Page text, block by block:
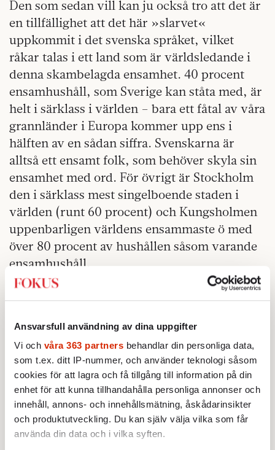
Ansvarsfull användning av dina uppgifter
Vi och våra 363 partners behandlar din personliga data,
som t.ex. ditt IP-nummer, och använder teknologi såsom
cookies för att lagra och få tillgång till information på din
enhet för att kunna tillhandahålla personliga annonser och
innehåll, annons- och innehållsmätning, åskådarinsikter
och produktutveckling. Du kan själv välja vilka som får
använda din data och i vilka syften.
Den som sedan vill kan ju också tro att det är
en tillfällighet att det här »slarvet«
uppkommit i det svenska språket, vilket
råkar talas i ett land som är världsledande i
denna skambelagda ensamhet. 40 procent
ensamhushåll, som Sverige kan ståta med, är
helt i särklass i världen – bara ett fåtal av våra
grannländer i Europa kommer upp ens i
hälften av en sådan siffra. Svenskarna är
alltså ett ensamt folk, som behöver skyla sin
ensamhet med ord. För övrigt är Stockholm
den i särklass mest singelboende staden i
världen (runt 60 procent) och Kungsholmen
uppenbarligen världens ensammaste ö med
över 80 procent av hushållen såsom varande
ensamhushåll.
Den som skyller på språket beter sig inte bara
att skjuta budbäraren, eftersom han inte bär
skulden. Men det är också förödande klantigt
ur ett rent krasst perspektiv. En död
budbärare kan aldrig ge oss någon mer
information. Och ett anklagat, tillrättalagt
och tuktat språk som överensstämmer mer
med de vi vill vara än de vi verkligen är – det